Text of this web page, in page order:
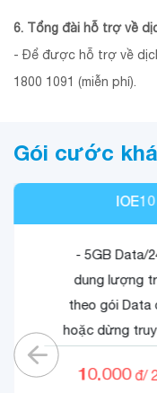
6. Tổng đài hỗ trợ về
- Để được hỗ trợ về
1800 1091 (miễn phí).
Gói cước
IOE10
- 5GB Data/
dung lượng
theo gói Data
hoặc dừng truy
- 05 phút
10.000đ/